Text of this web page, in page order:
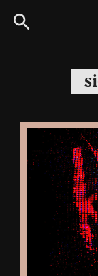
Siirry
suoraan